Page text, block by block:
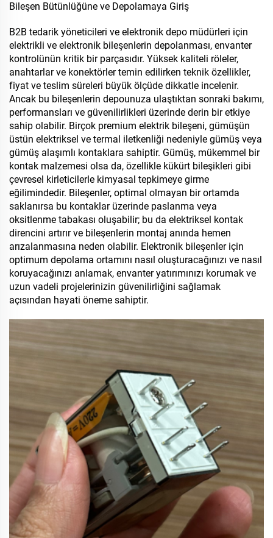
Bileşen Bütünlüğüne ve Depolamaya Giriş
B2B tedarik yöneticileri ve elektronik depo müdürleri için
elektrikli ve elektronik bileşenlerin depolanması, envanter
kontrolünün kritik bir parçasıdır. Yüksek kaliteli röleler,
anahtarlar ve konektörler temin edilirken teknik özellikler,
fiyat ve teslim süreleri büyük ölçüde dikkatle incelenir.
Ancak bu bileşenlerin depounuza ulaştıktan sonraki bakımı,
performansları ve güvenilirlikleri üzerinde derin bir etkiye
sahip olabilir. Birçok premium elektrik bileşeni, gümüşün
üstün elektriksel ve termal iletkenliği nedeniyle gümüş veya
gümüş alaşımlı kontaklara sahiptir. Gümüş, mükemmel bir
kontak malzemesi olsa da, özellikle kükürt bileşikleri gibi
çevresel kirleticilerle kimyasal tepkimeye girme
eğilimindedir. Bileşenler, optimal olmayan bir ortamda
saklanırsa bu kontaklar üzerinde paslanma veya
oksitlenme tabakası oluşabilir; bu da elektriksel kontak
direncini artırır ve bileşenlerin montaj anında hemen
arızalanmasına neden olabilir. Elektronik bileşenler için
optimum depolama ortamını nasıl oluşturacağınızı ve nasıl
koruyacağınızı anlamak, envanter yatırımınızı korumak ve
uzun vadeli projelerinizin güvenilirliğini sağlamak
açısından hayati öneme sahiptir.